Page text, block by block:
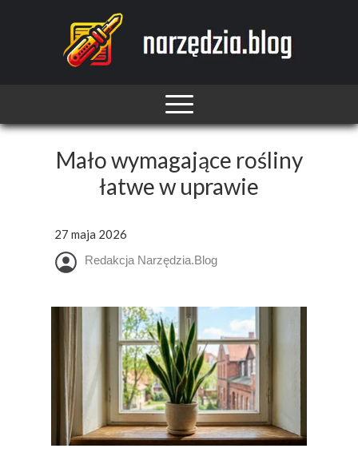
Mało wymagające rośliny
łatwe w uprawie
27 maja 2026
Redakcja Narzędzia.Blog